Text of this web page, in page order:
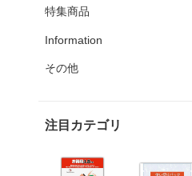
特集商品
Information
その他
注目カテゴリ